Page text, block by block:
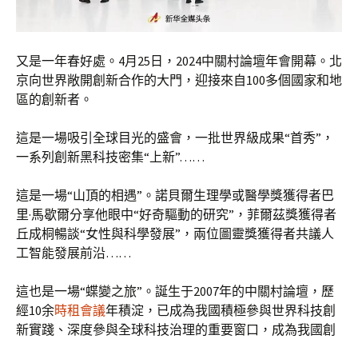
又是一年春好處。4月25日，2024中關村論壇年會開幕。北
京向世界敞開創新合作的大門，迎接來自100多個國家和地
區的創新者。
這是一場吸引全球目光的盛會，一批世界級成果“首秀”，
一系列創新黑科技密集“上新”……
這是一場“山頂的相遇”。諾貝爾生理學或醫學獎獲得者巴
里·馬歇爾分享他眼中“好奇驅動的研究”，菲爾茲獎獲得者
丘成桐暢談“女性與科學發展”，兩位圖靈獎獲得者共議人
工智能發展前沿……
這也是一場“蝶變之旅”。誕生于2007年的中關村論壇，歷
經10余時租會議年積淀，已成為我國積極參與世界科技創
新實踐、深度參與全球科技治理的重要窗口，成為我國創